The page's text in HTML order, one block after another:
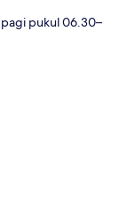
pukul 06.30–